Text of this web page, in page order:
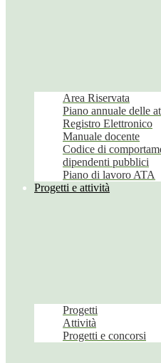
Area Riservata
Piano annuale delle
Registro Elettronico
Manuale docente
Codice di
dipendenti pubblici
Piano di lavoro ATA
Progetti e attività
Progetti
Attività
Progetti e concorsi